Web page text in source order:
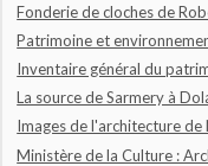
Fonderie de cloches de
Patrimoine et
Inventaire général du
La source de Sarmery à
Images de l'architecture
Ministère de la Culture :